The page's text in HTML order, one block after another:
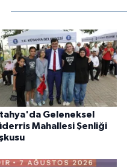
Geleneksel
Mahallesi Şenliği